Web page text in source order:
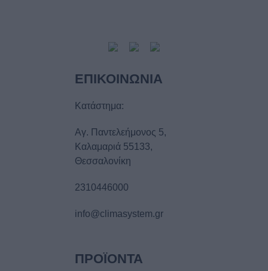
ΕΠΙΚΟΙΝΩΝIΑ
Κατάστημα:
Αγ. Παντελεήμονος 5,
Καλαμαριά 55133,
Θεσσαλονίκη
2310446000
info@climasystem.gr
ΠΡΟΪOΝΤΑ